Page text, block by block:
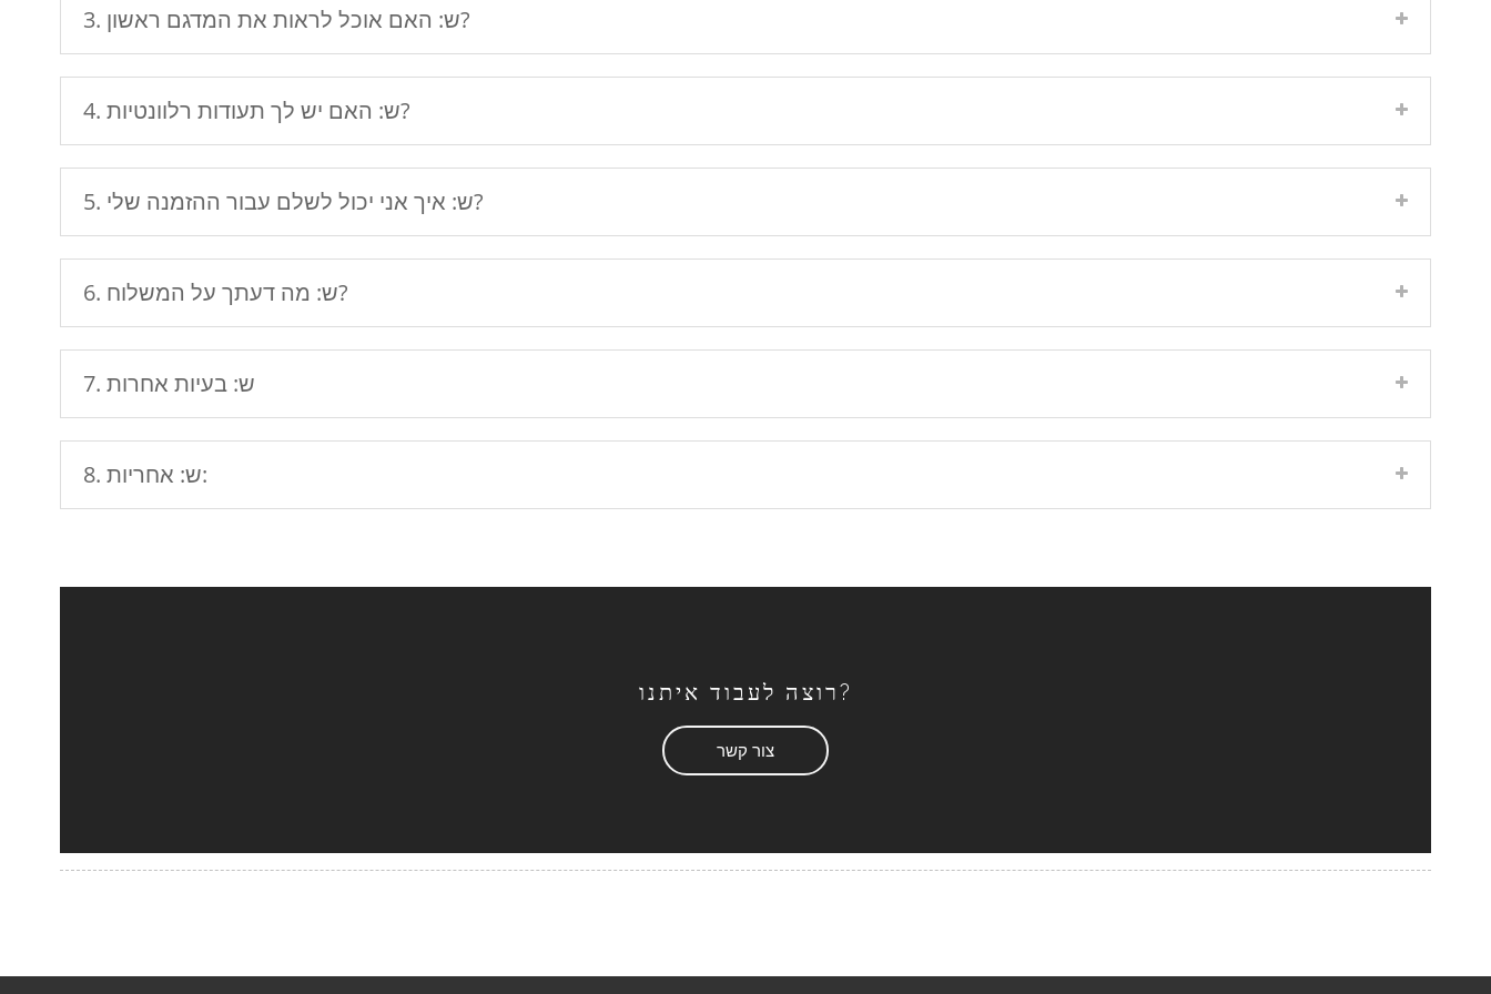
3. ש: האם אוכל לראות את המדגם ראשון?
4. ש: האם יש לך תעודות רלוונטיות?
5. ש: איך אני יכול לשלם עבור ההזמנה שלי?
6. ש: מה דעתך על המשלוח?
7. ש: בעיות אחרות
8. ש: אחריות:
רוצה לעבוד איתנו?
צור קשר